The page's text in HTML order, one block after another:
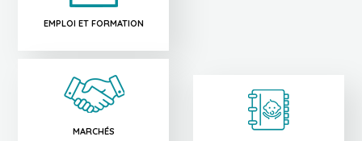
EMPLOI ET FORMATION
MARCHÉS